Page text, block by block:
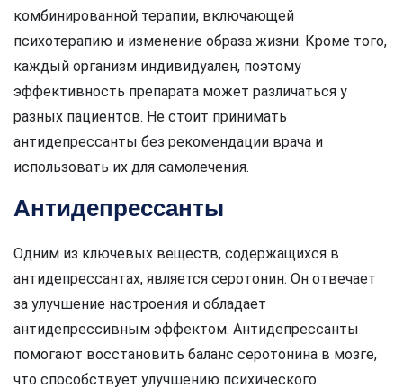
комбинированной терапии, включающей
психотерапию и изменение образа жизни. Кроме того,
каждый организм индивидуален, поэтому
эффективность препарата может различаться у
разных пациентов. Не стоит принимать
антидепрессанты без рекомендации врача и
использовать их для самолечения.
Антидепрессанты
Одним из ключевых веществ, содержащихся в
антидепрессантах, является серотонин. Он отвечает
за улучшение настроения и обладает
антидепрессивным эффектом. Антидепрессанты
помогают восстановить баланс серотонина в мозге,
что способствует улучшению психического